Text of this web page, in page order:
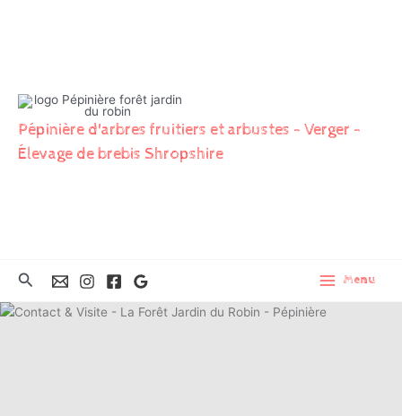
Pépinière d'arbres fruitiers et arbustes - Verger -
Élevage de brebis Shropshire
Rechercher Menu